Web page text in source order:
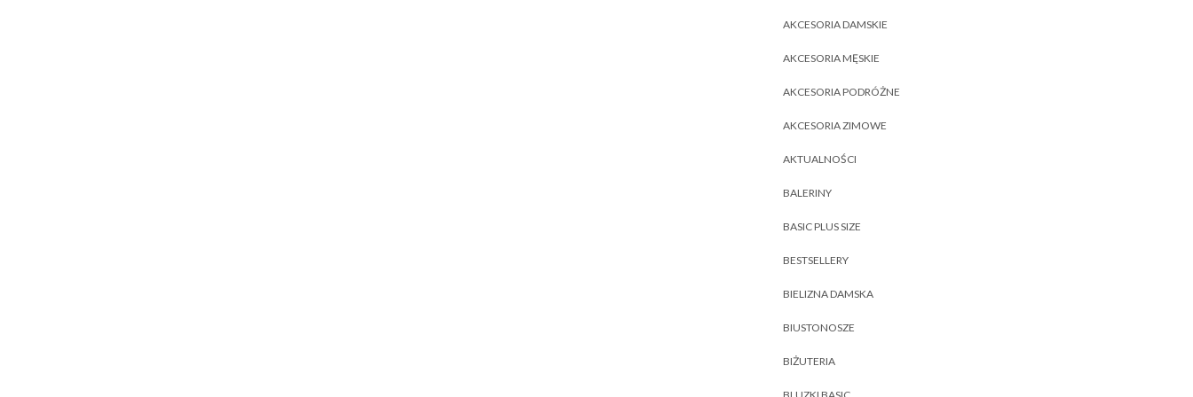
AKCESORIA DAMSKIE
AKCESORIA MĘSKIE
AKCESORIA PODRÓŻNE
AKCESORIA ZIMOWE
AKTUALNOŚCI
BALERINY
BASIC PLUS SIZE
BESTSELLERY
BIELIZNA DAMSKA
BIUSTONOSZE
BIŻUTERIA